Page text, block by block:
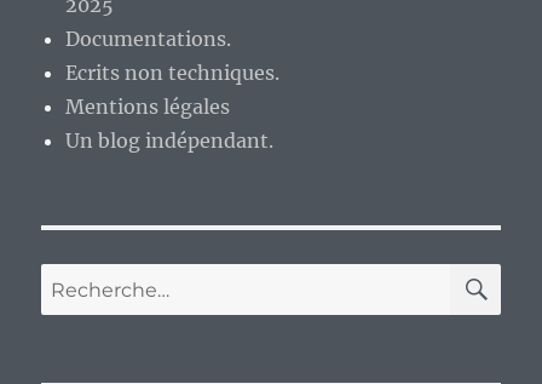
2025
Documentations.
Ecrits non techniques.
Mentions légales
Un blog indépendant.
Recherche
pour :